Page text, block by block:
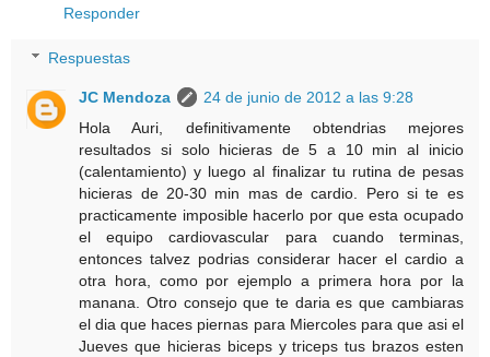
Responder
Respuestas
JC Mendoza
24 de junio de 2012 a las 9:28
Hola Auri, definitivamente obtendrias mejores
resultados si solo hicieras de 5 a 10 min al inicio
(calentamiento) y luego al finalizar tu rutina de pesas
hicieras de 20-30 min mas de cardio. Pero si te es
practicamente imposible hacerlo por que esta ocupado
el equipo cardiovascular para cuando terminas,
entonces talvez podrias considerar hacer el cardio a
otra hora, como por ejemplo a primera hora por la
manana. Otro consejo que te daria es que cambiaras
el dia que haces piernas para Miercoles para que asi el
Jueves que hicieras biceps y triceps tus brazos esten